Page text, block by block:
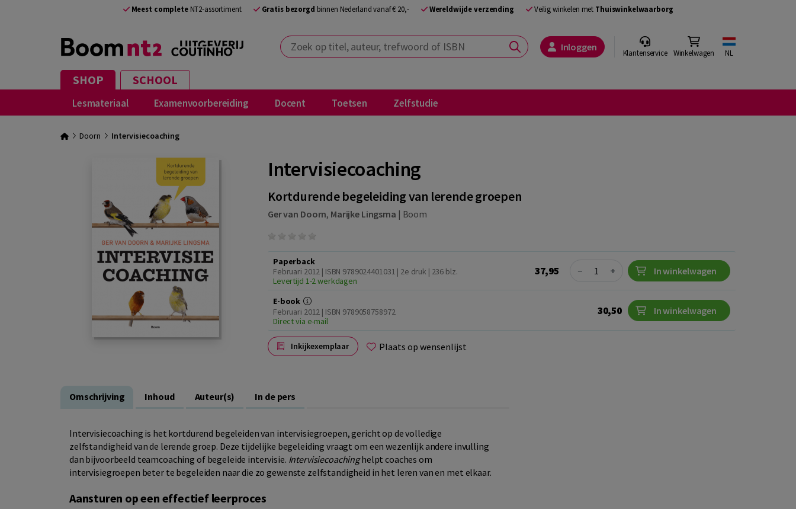
Meest completeNT2-assortiment Gratis bezorgd binnen Nederland vanaf € 20,- Wereldwijde verzending Veilig winkelen met Thuiswinkelwaarborg
Zoek op titel, auteur, trefwoord of ISBN Inloggen Klantenservice Winkelwagen NL
SHOP SCHOOL
Lesmateriaal Examenvoorbereiding Docent Toetsen Zelfstudie
Doorn Intervisiecoaching
Intervisiecoaching
Kortdurende begeleiding van lerende groepen
Ger van Doorn, Marijke Lingsma | Boom
Paperback
Februari 2012 | ISBN 9789024401031 | 2e druk | 236 blz.
Levertijd 1-2 werkdagen
37,95 Quantity
− + In winkelwagen
E-book
Februari 2012 | ISBN 9789058758972
Direct via e-mail
30,50 In winkelwagen
Inkijkexemplaar Plaats op wensenlijst
Omschrijving Inhoud Auteur(s) In de pers
Intervisiecoaching is het kortdurend begeleiden van intervisiegroepen, gericht op de volledige
zelfstandigheid van de lerende groep. Deze tijdelijke begeleiding vraagt om een wezenlijk andere invulling
dan bijvoorbeeld teamcoaching of begeleide intervisie. Intervisiecoachinghelpt coaches om
intervisiegroepen beter te begeleiden naar die zo gewenste zelfstandigheid in het leren van en met elkaar.
Aansturen op een effectief leerproces